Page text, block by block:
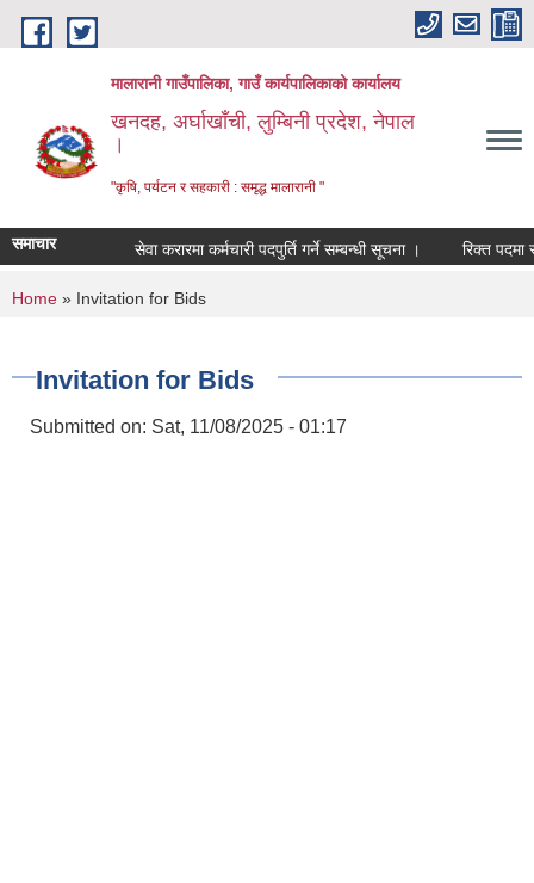
Skip to main content
मालारानी गाउँपालिका, गाउँ कार्यपालिकाको कार्यालय
खनदह, अर्घाखाँची, लुम्बिनी प्रदेश, नेपाल
।
"कृषि, पर्यटन र सहकारी : समृद्ध मालारानी "
समाचार सेवा करारमा कर्मचारी पदपुर्ति गर्ने सम्बन्धी सूचना । रिक्त पदमा
You are here
Home » Invitation for Bids
Invitation for Bids
Submitted on: Sat, 11/08/2025 - 01:17